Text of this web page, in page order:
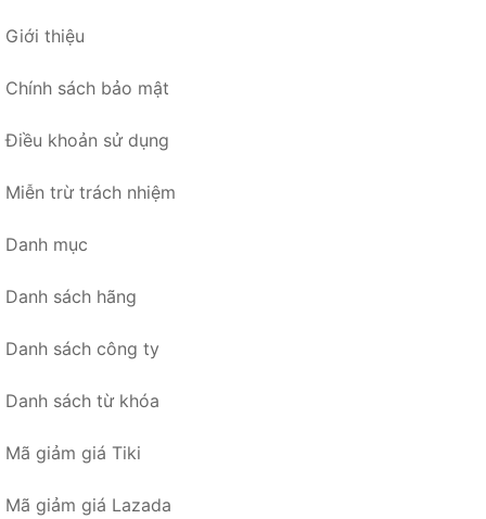
Giới thiệu
Chính sách bảo mật
Điều khoản sử dụng
Miễn trừ trách nhiệm
Danh mục
Danh sách hãng
Danh sách công ty
Danh sách từ khóa
Mã giảm giá Tiki
Mã giảm giá Lazada